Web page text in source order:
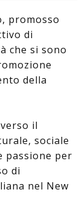
promosso
di
che si sono
della
il
sociale
passione per
di
nel New